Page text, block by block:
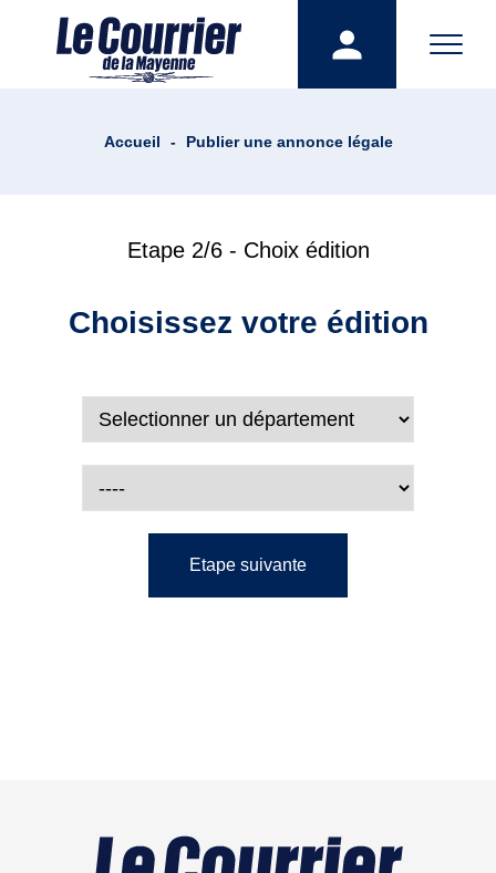
Accueil - Publier une annonce légale
Etape 2/6 - Choix édition
Choisissez votre édition
Etape suivante